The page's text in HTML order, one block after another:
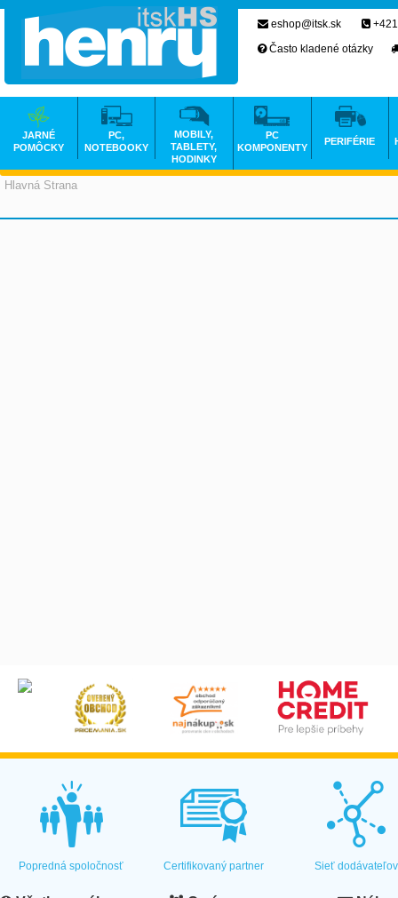
Hlavná Strana
eshop@itsk.sk
Často kladené otázky
JARNÉ
POMÔCKY
PC,
NOTEBOOKY
MOBILY,
TABLETY,
HODINKY
PC
KOMPONENTY
PERIFÉRIE
Popredná spoločnosť Certifikovaný partner Sieť dodávateľov